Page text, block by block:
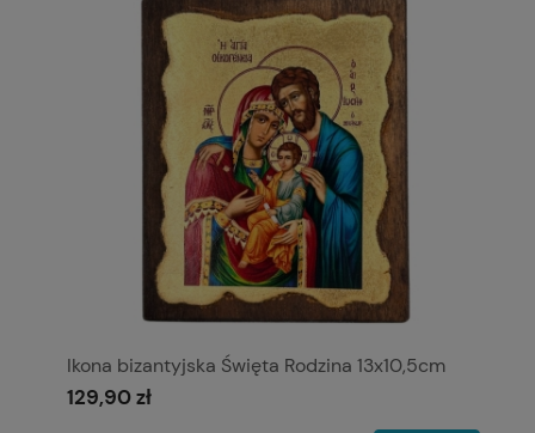
Ikona bizantyjska Święta Rodzina 13x10,5cm
129,90 zł